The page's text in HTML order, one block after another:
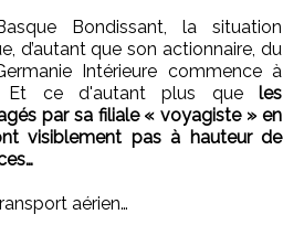
Bondissant, la situation
d’autant que son actionnaire, du
Intérieure commence à
Et ce d'autant plus que les
par sa filiale « voyagiste » en
visiblement pas à hauteur de
aérien…